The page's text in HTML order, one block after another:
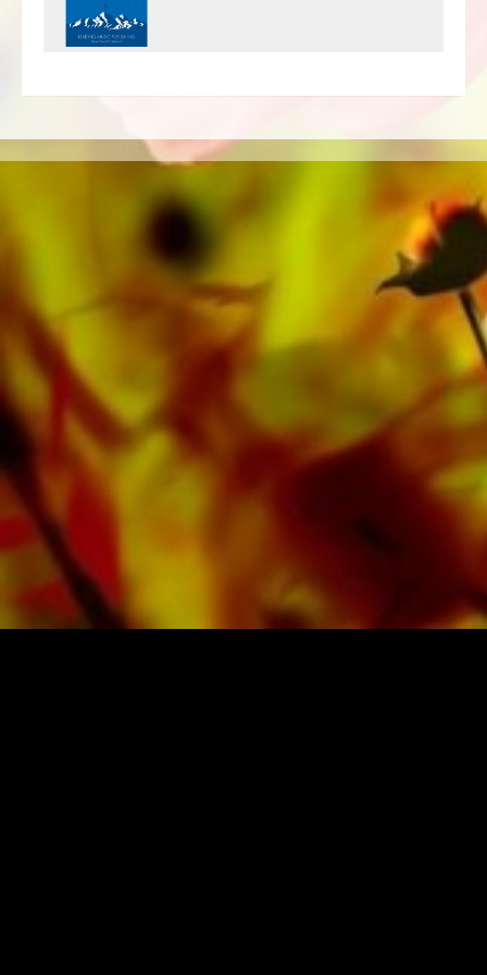
Sie Ihr Konzertprogramm vervollständigen
können, lassen sich mit einem Klick alle Noten
(leicht) anzeigen.
«The Yiddish Snail» ist eine von vielen
Blasmusikkompositionen, welche im
Musikverlag Obrasso erschienen sind. Neben
Peter Ratnik sind über 100 Komponisten und
Arrangeure für das Schweizer
Musikverlagshaus tätig. Neben Noten für Brass
Band finden Sie im Onlineshop auch Literatur in
weiteren Besetzungen wie Brass Band,
Blasorchester, Jugendblasorchester,
Blechbläserensemble, Holzbläserensemble,
Sinfonieorchester sowie CDs und
Schulmaterial. Auf den Tonträgern von
Obrasso Records wurde ein grosser Teil der
verlagseigenen Literatur von Top Brass Bands
wie der Black Dyke Band, Cory Band,
Brighouse & Rastrick Band oder der
Oberaargauer Brass Band eingespielt.
Sämtliche Tonträger sind auch digital auf den